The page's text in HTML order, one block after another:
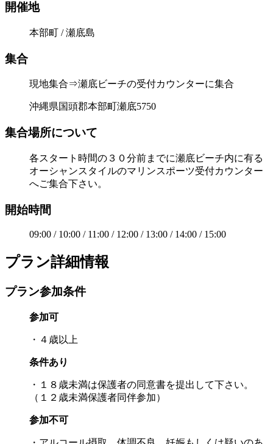
開催地
本部町 / 瀬底島
集合
現地集合⇒瀬底ビーチの受付カウンターに集合
沖縄県国頭郡本部町瀬底5750
集合場所について
各スタート時間の３０分前までに瀬底ビーチ内に有る
オーシャンスタイルのマリンスポーツ受付カウンター
へご集合下さい。
開始時間
09:00 / 10:00 / 11:00 / 12:00 / 13:00 / 14:00 / 15:00
プラン詳細情報
プラン参加条件
参加可
・４歳以上
条件あり
・１８歳未満は保護者の同意書を提出して下さい。
（１２歳未満保護者同伴参加）
参加不可